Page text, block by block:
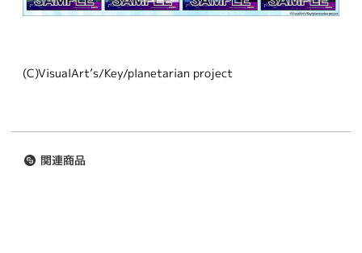
(C)VisualArt’s/Key/planetarian project
関連商品